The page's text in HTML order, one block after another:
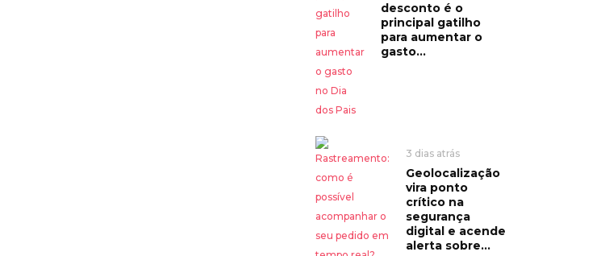
desconto é o
principal gatilho
para aumentar o
gasto...
3 dias atrás
Geolocalização
vira ponto
crítico na
segurança
digital e acende
alerta sobre...